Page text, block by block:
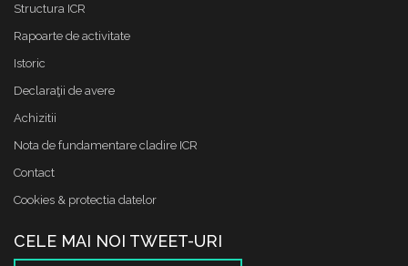
Structura ICR
Rapoarte de activitate
Istoric
Declaraţii de avere
Achizitii
Nota de fundamentare cladire ICR
Contact
Cookies & protectia datelor
CELE MAI NOI TWEET-URI